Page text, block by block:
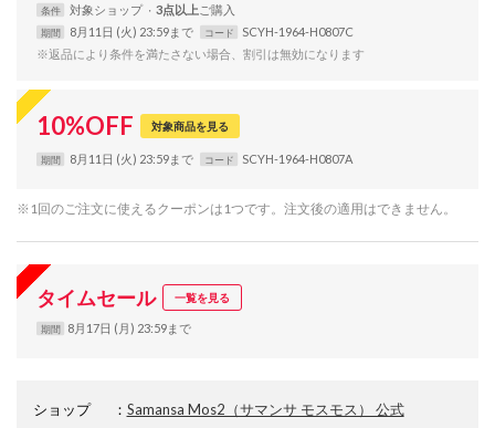
条件 対象ショップ 3点以上
期間 8月11日 (火) 23:59まで コード
SCYH-1964-H0807C
※返品により条件を満たさない場合、割引は無効になります
10%OFF 対象商品を見る
期間 8月11日 (火) 23:59まで コード SCYH-1964-H0807A
※1回のご注文に使えるクーポンは1つです。注文後の適用はできません。
タイムセール 一覧を見る
期間 8月17日 (月) 23:59まで
ショップ ： Samansa Mos2（サマンサ モスモス） 公式